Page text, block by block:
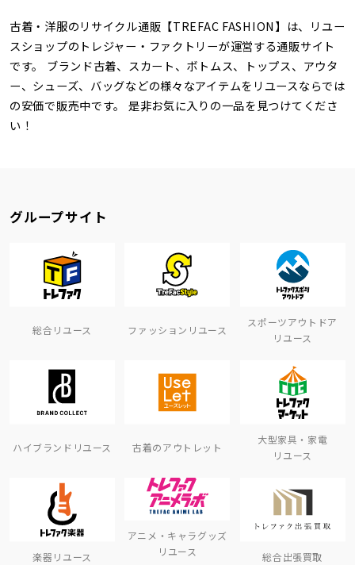
古着・洋服のリサイクル通販【TREFAC FASHION】は、リユー
スショップのトレジャー・ファクトリーが運営する通販サイト
です。 ブランド古着、スカート、ボトムス、トップス、アウタ
ー、シューズ、バッグなどの様々なアイテムをリユースならでは
の安価で販売中です。 是非お気に入りの一品を見つけてくださ
い！
グループサイト
総合リユース ファッションリユース
スポーツアウトドア
リユース
ハイブランドリユース 古着のアウトレット
大型家具・家電
リユース
楽器リユース
アニメ・キャラグッズ
リユース
総合出張買取